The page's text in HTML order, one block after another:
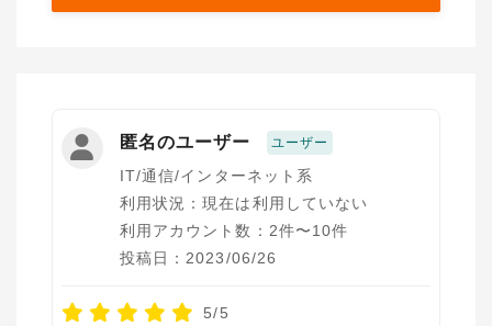
匿名のユーザー ユーザー
IT/通信/インターネット系
利用状況：現在は利用していない
利用アカウント数：2件〜10件
投稿日：2023/06/26
5/5